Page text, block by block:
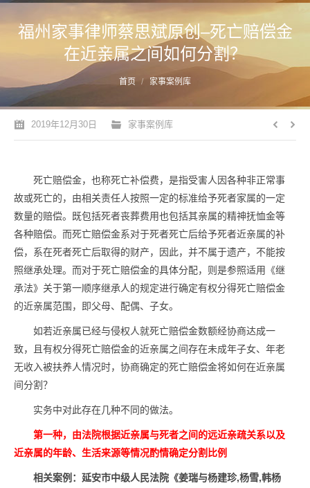
福州家事律师蔡思斌原创–死亡赔偿金
在近亲属之间如何分割？
您的位置： 首页 家事案例库
2019年12月30日 家事案例库
死亡赔偿金，也称死亡补偿费，是指受害人因各种非正常事
故或死亡的，由相关责任人按照一定的标准给予死者家属的一定
数量的赔偿。既包括死者丧葬费用也包括其亲属的精神抚恤金等
各种赔偿。而死亡赔偿金系对于死者死亡后给予死者近亲属的补
偿，系在死者死亡后取得的财产，因此，并不属于遗产，不能按
照继承处理。而对于死亡赔偿金的具体分配，则是参照适用《继
承法》关于第一顺序继承人的规定进行确定有权分得死亡赔偿金
的近亲属范围，即父母、配偶、子女。
如若近亲属已经与侵权人就死亡赔偿金数额经协商达成一
致，且有权分得死亡赔偿金的近亲属之间存在未成年子女、年老
无收入被扶养人情况时，协商确定的死亡赔偿金将如何在近亲属
间分割？
实务中对此存在几种不同的做法。
第一种，由法院根据近亲属与死者之间的远近亲疏关系以及
近亲属的年龄、生活来源等情况酌情确定分割比例
相关案例： 延安市中级人民法院 《姜瑞与杨建珍,杨雪,韩杨